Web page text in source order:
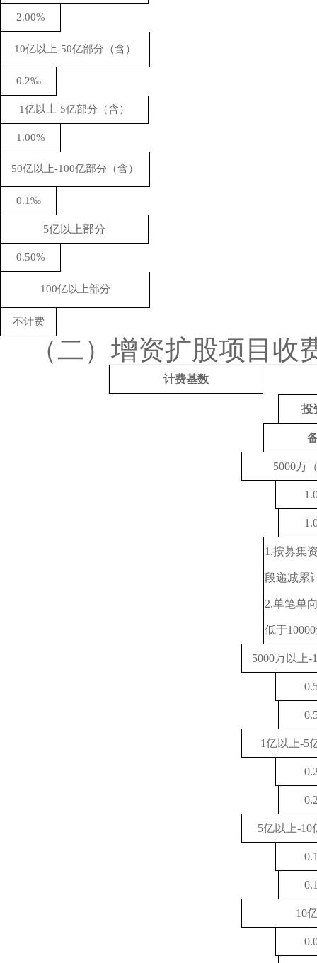
2.00%
10亿以上-50亿部分（含）
0.2‰
1亿以上-5亿部分（含）
1 .00%
50亿以上-100亿部分（含）
0.1‰
5亿以上部分
0.50%
100亿以上部分
不计费
（二）增资扩股项目收
计费基数
投
5000万
1.按募集
段递减累
2.单笔单
低于
5000万以上-
1亿以上-5
5亿以上-10
10